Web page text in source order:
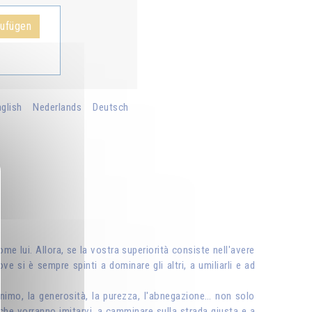
Nederlands Deutsch
lui. Allora, se la vostra superiorità consiste nell'avere
si è sempre spinti a dominare gli altri, a umiliarli e ad
la generosità, la purezza, l'abnegazione… non solo